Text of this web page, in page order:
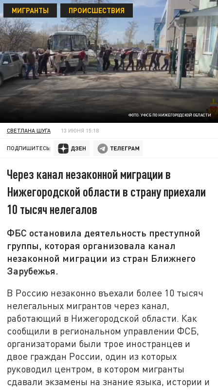
ФОТО: УФСБ ПО НИЖЕГОРОДСКОЙ ОБЛАСТИ
МИГРАНТЫ ПРОИСШЕСТВИЯ
СВЕТЛАНА ШУГА 13 ИЮНЯ 15:18
ПОДПИШИТЕСЬ:
Через канал незаконной миграции в
Нижегородской области в страну приехали
10 тысяч нелегалов
ФБС остановила деятельность преступной
группы, которая организовала канал
незаконной миграции из стран Ближнего
Зарубежья.
В Россию незаконно въехали более 10 тысяч
нелегальных мигрантов через канал,
работающий в Нижегородской области. Как
сообщили в региональном управлении ФСБ,
организаторами были трое иностранцев и
двое граждан России, один из которых
руководил центром, в котором мигранты
сдавали экзамены на знание языка, истории и